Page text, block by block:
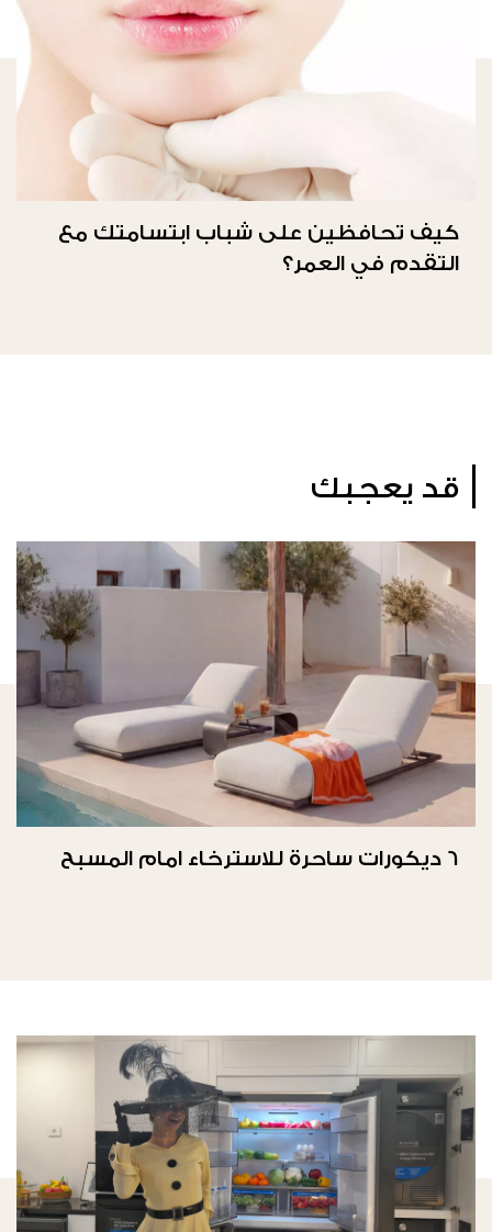
كيف تحافظين على شباب ابتسامتك مع
التقدم في العمر؟
قد يعجبك
6 ديكورات ساحرة للاسترخاء امام المسبح